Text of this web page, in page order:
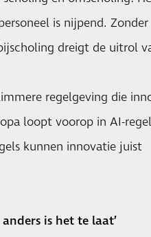
is nijpend. Zonder
dreigt de uitrol
regelgeving die
loopt voorop in AI-
kunnen innovatie juist
is het te laat’